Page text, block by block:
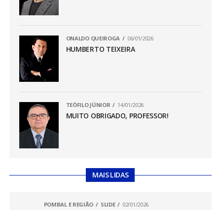
ONALDO QUEIROGA 06/01/2026
HUMBERTO TEIXEIRA
TEÓFILO JÚNIOR 14/01/2026
MUITO OBRIGADO, PROFESSOR!
MAIS LIDAS
POMBAL E REGIÃO SLIDE 02/01/2026